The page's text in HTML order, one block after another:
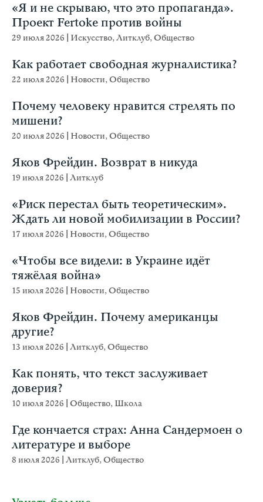
«Я и не скрываю, что это пропаганда».
Проект Fertoke против войны
29 июля 2026 Искусство,Литклуб,Общество
Как работает свободная журналистика?
22 июля 2026 Новости,Общество
Почему человеку нравится стрелять по
мишени?
20 июля 2026 Новости,Общество
Яков Фрейдин. Возврат в никуда
19 июля 2026 Литклуб
«Риск перестал быть теоретическим».
Ждать ли новой мобилизации в России?
17 июля 2026 Новости,Общество
«Чтобы все видели: в Украине идёт
тяжёлая война»
15 июля 2026 Новости,Общество
Яков Фрейдин. Почему американцы
другие?
13 июля 2026 Литклуб,Общество
Как понять, что текст заслуживает
доверия?
10 июля 2026 Общество, Школа
Где кончается страх: Анна Сандермоен о
литературе и выборе
8 июля 2026 Литклуб,Общество